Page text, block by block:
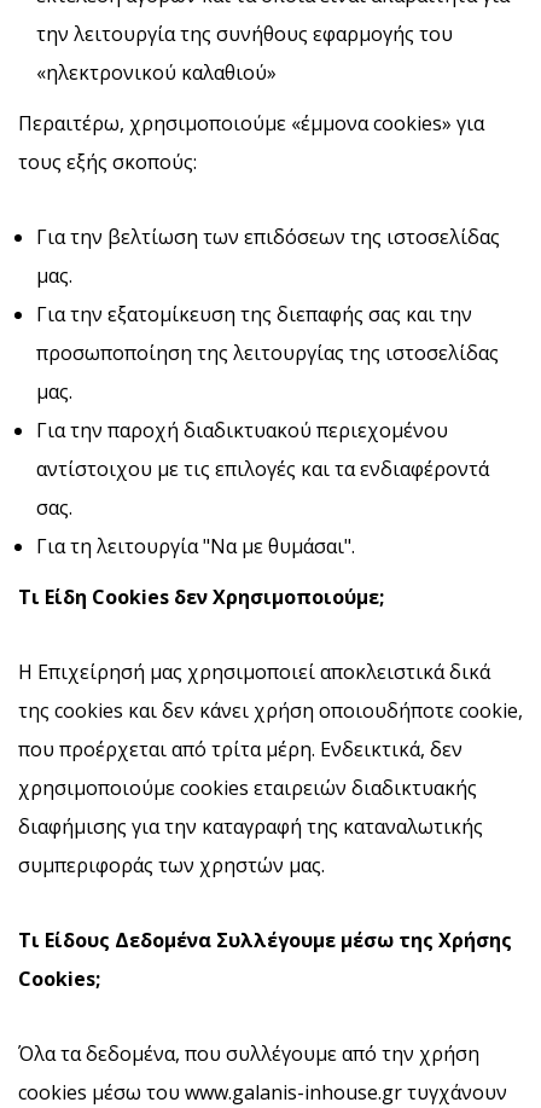
την λειτουργία της συνήθους εφαρμογής του
«ηλεκτρονικού καλαθιού»
Περαιτέρω, χρησιμοποιούμε «έμμονα cookies» για
τους εξής σκοπούς:
Για την βελτίωση των επιδόσεων της ιστοσελίδας
μας.
Για την εξατομίκευση της διεπαφής σας και την
προσωποποίηση της λειτουργίας της ιστοσελίδας
μας.
Για την παροχή διαδικτυακού περιεχομένου
αντίστοιχου με τις επιλογές και τα ενδιαφέροντά
σας.
Για τη λειτουργία "Να με θυμάσαι".
Τι Είδη Cookies δεν Χρησιμοποιούμε;
Η Επιχείρησή μας χρησιμοποιεί αποκλειστικά δικά
της cookies και δεν κάνει χρήση οποιουδήποτε cookie,
που προέρχεται από τρίτα μέρη. Ενδεικτικά, δεν
χρησιμοποιούμε cookies εταιρειών διαδικτυακής
διαφήμισης για την καταγραφή της καταναλωτικής
συμπεριφοράς των χρηστών μας.
Τι Είδους Δεδομένα Συλλέγουμε μέσω της Χρήσης
Cookies;
Όλα τα δεδομένα, που συλλέγουμε από την χρήση
cookies μέσω του www.galanis-inhouse.gr τυγχάνουν